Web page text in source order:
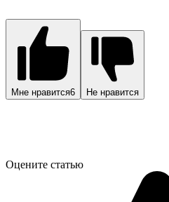
Мне нравится6 Не нравится
Оцените статью